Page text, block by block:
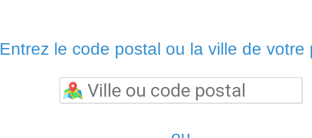
Entrez le code postal ou la ville de votre